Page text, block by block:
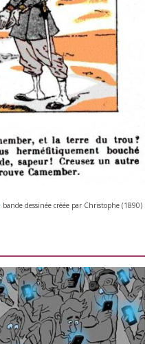
bande des­si­née créée par Christophe (1890)